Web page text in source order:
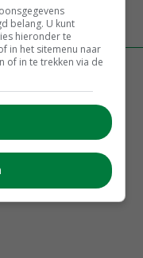
boerderij ter
schik gehad
belang. U kunt
hieronder te
in het sitemenu naar
of in te trekken via de